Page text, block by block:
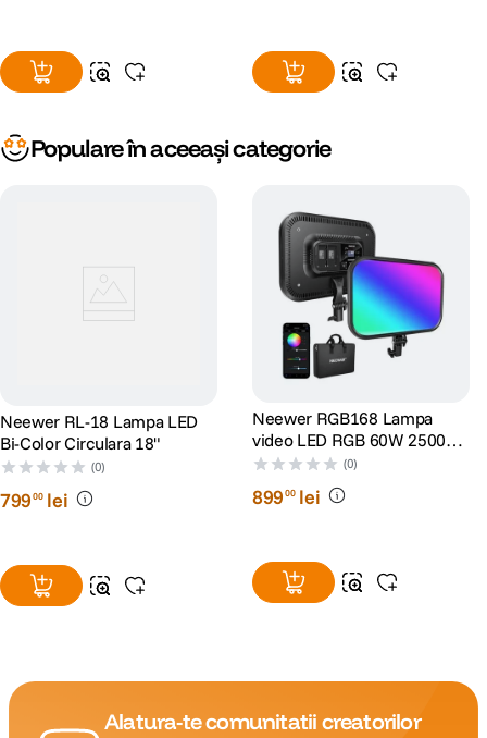
Populare în aceeași categorie
Neewer RL-18 Lampa LED
Bi-Color Circulara 18"
(0)
79900 lei
Neewer RGB168 Lampa
video LED RGB 60W 2500K-
8500K
(0)
89900 lei
Alatura-te comunitatii creatorilor